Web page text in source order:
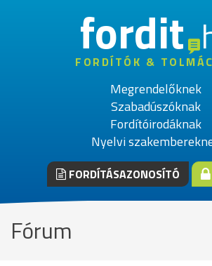
fordit
FORDÍTÓK &
Megrendelőknek
Szabadúszóknak
Fordítóirodáknak
Nyelvi
FORDÍTÁSAZONOSÍTÓ
Fórum